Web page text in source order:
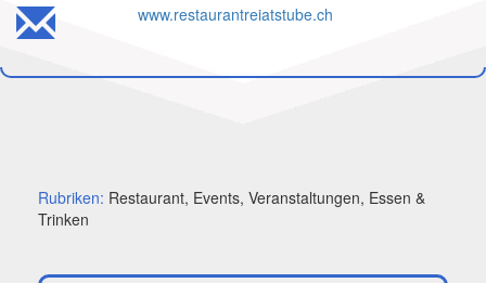
www.restaurantreiatstube.ch
Rubriken: Restaurant, Events, Veranstaltungen, Essen &
Trinken